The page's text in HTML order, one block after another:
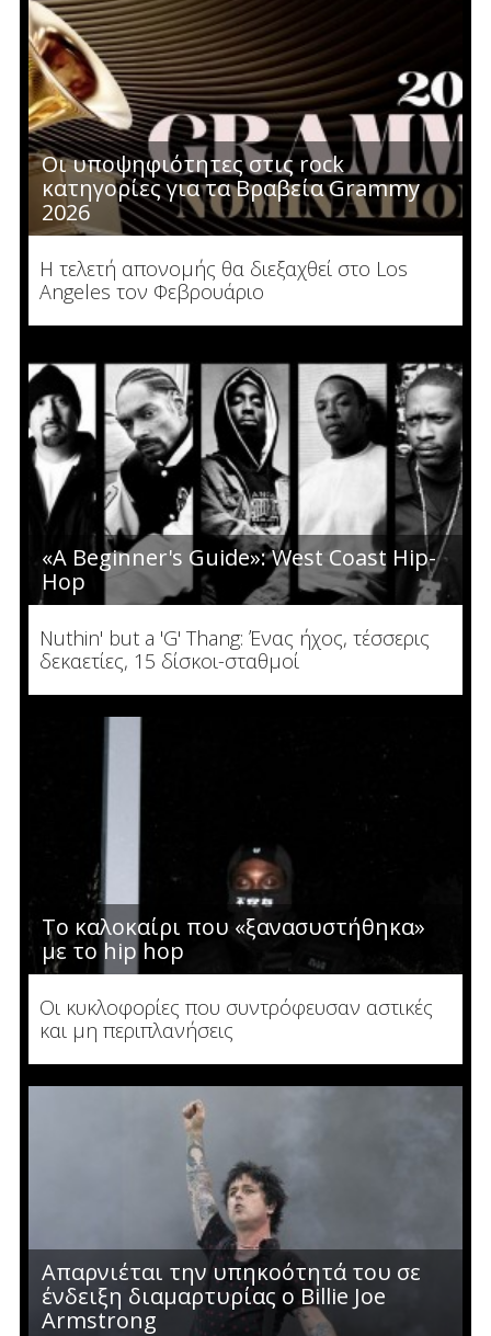
Οι υποψηφιότητες στις rock
κατηγορίες για τα Βραβεία Grammy
2026
Η τελετή απονομής θα διεξαχθεί στο Los
Angeles τον Φεβρουάριο
«A Beginner's Guide»: West Coast Hip-
Hop
Νuthin' but a 'G' Thang: Ένας ήχος, τέσσερις
δεκαετίες, 15 δίσκοι-σταθμοί
Το καλοκαίρι που «ξανασυστήθηκα»
με το hip hop
Οι κυκλοφορίες που συντρόφευσαν αστικές
και μη περιπλανήσεις
Απαρνιέται την υπηκοότητά του σε
ένδειξη διαμαρτυρίας ο Billie Joe
Armstrong